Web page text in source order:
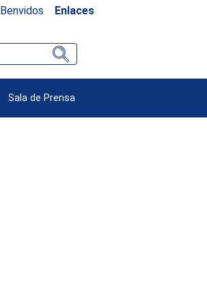
Benvidos Enlaces
Sala de Prensa